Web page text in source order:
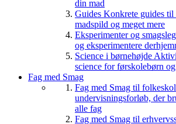
din mad
Guides Konkrete guides til
madspild og meget mere
Eksperimenter og
og eksperimentere
Science i børnehøjde
science for førskolebørn
Fag med Smag
Fag med Smag til
undervisningsforløb, der
alle fag
Fag med Smag til